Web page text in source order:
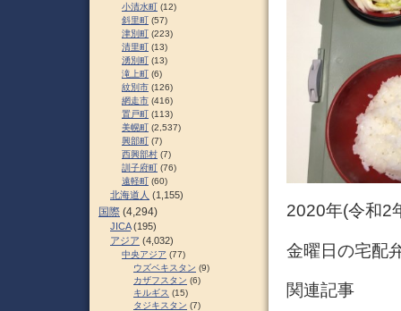
2020年(令和2
金曜日の宅配
関連記事
小清水町 (12)
斜里町 (57)
津別町 (223)
清里町 (13)
湧別町 (13)
滝上町 (6)
紋別市 (126)
網走市 (416)
置戸町 (113)
美幌町 (2,537)
興部町 (7)
西興部村 (7)
訓子府町 (76)
遠軽町 (60)
北海道人 (1,155)
国際 (4,294)
JICA(195)
アジア (4,032)
中央アジア (77)
ウズベキスタン (9)
カザフスタン (6)
キルギス (15)
タジキスタン (7)